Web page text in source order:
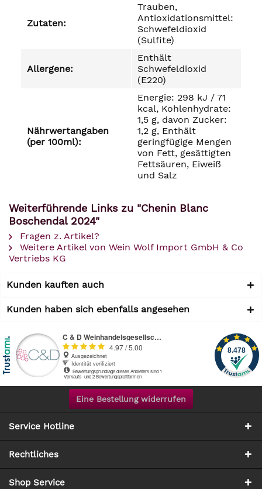
Zutaten:
Trauben,
Antioxidationsmittel:
Schwefeldioxid
(Sulfite)
Allergene:
Enthält
Schwefeldioxid
(E220)
Nährwertangaben
(per 100ml):
Energie: 298 kJ / 71
kcal, Kohlenhydrate:
1,5 g, davon Zucker:
1,2 g, Enthält
geringfügige Mengen
von Fett, gesättigten
Fettsäuren, Eiweiß
und Salz
Weiterführende Links zu "Chenin Blanc
Boschendal 2024"
Fragen z. Artikel?
Weitere Artikel von Wein Wolf Import GmbH & Co
Vertriebs KG
Kunden kauften auch
Kunden haben sich ebenfalls angesehen
Eine Bestellung widerrufen
Service Hotline
Rechtliches
Shop Service